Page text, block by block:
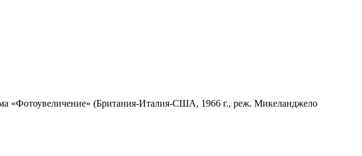
«Фотоувеличение» (Британия-Италия-США, 1966 г., реж. Микеланджело